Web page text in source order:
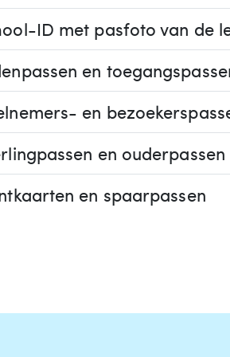
ID met pasfoto van de
en
en
en ouderpassen
en spaarpassen